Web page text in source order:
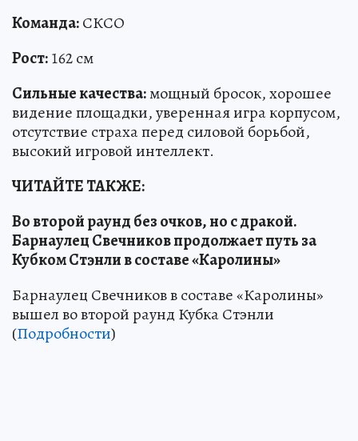
Команда:СКСО
Рост:162 см
Сильные качества:мощный бросок, хорошее
видение площадки, уверенная игра корпусом,
отсутствие страха перед силовой борьбой,
высокий игровой интеллект.
ЧИТАЙТЕ ТАКЖЕ:
Во второй раунд без очков, но с дракой.
Барнаулец Свечников продолжает путь за
Кубком Стэнли в составе «Каролины»
Барнаулец Свечников в составе «Каролины»
вышел во второй раунд Кубка Стэнли
(Подробности)